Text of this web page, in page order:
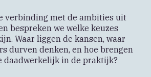
verbinding met de ambities uit
bespreken we welke keuzes
Waar liggen de kansen, waar
durven denken, en hoe brengen
daadwerkelijk in de praktijk?